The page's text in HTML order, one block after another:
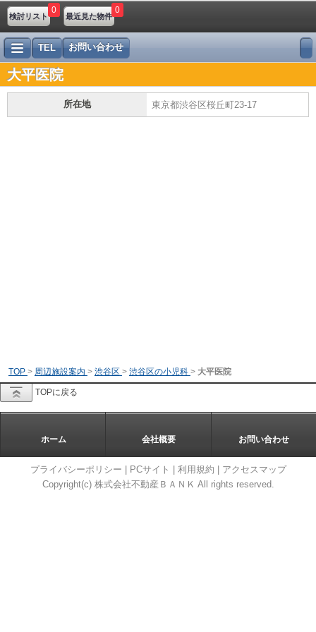
検討リスト
0
最近見た物件
0
TEL お問い合わせ
大平医院
所在地 東京都渋谷区桜丘町23-17
TOP > 周辺施設案内 > 渋谷区 > 渋谷区の小児科 > 大平医院
TOPに戻る
ホーム 会社概要 お問い合わせ
プライバシーポリシー PCサイト 利用規約
アクセスマップ
Copyright(c) 株式会社不動産ＢＡＮＫ All rights reserved.